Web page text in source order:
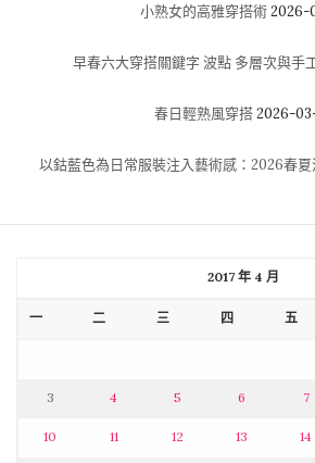
小熟女的高雅穿搭術 2026-
早春六大穿搭關鍵字 波點 多層次與手
春日輕熟風穿搭 2026-
以鈷藍色為日常服裝注入藝術感：2026春
2017 年 4 月
一 二 三 四 五
3 4 5 6 7
10 11 12 13 14